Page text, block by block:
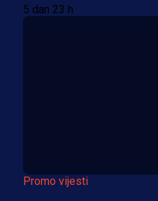
5 dan 23 h
Promo vijesti